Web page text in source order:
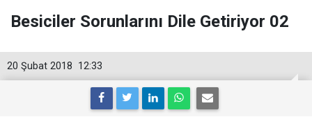
Besiciler Sorunlarını Dile Getiriyor 02
12:33
20 Şubat 2018